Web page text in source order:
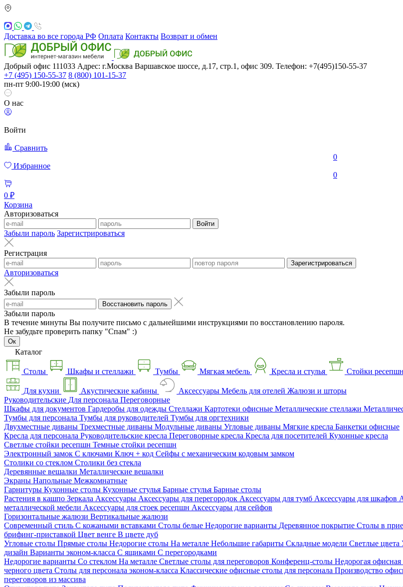
Доставка во все города РФ Оплата Контакты Возврат и обмен
Добрый офис 111033 Адрес: г.Москва Варшавское шоссе, д.17, стр.1, офис 309. Телефон: +7(495)150-55-37
+7 (495) 150-55-37 8 (800) 101-15-37
пн-пт 9:00-19:00 (мск)
О нас
Войти
Сравнить
0
Избранное
0
0 ₽
Корзина
Авторизоваться
Войти
Забыли пароль Зарегистрироваться
Регистрация
Зарегистрироваться
Авторизоваться
Забыли пароль
Восстановить пароль
Забыли пароль
В течение минуты Вы получите письмо с дальнейшими инструкциями по восстановлению пароля.
Не забудьте проверить папку "Спам" :)
Ок
Каталог
Столы Шкафы и стеллажи Тумбы Мягкая мебель Кресла и стулья Стойки ресепшн
Для кухни Акустические кабины Аксессуары Мебель для отелей Жалюзи и шторы
Руководительские Для персонала Переговорные
Шкафы для документов Гардеробы для одежды Стеллажи Картотеки офисные Металлические стеллажи
Тумбы для персонала Тумбы для руководителей Тумбы для оргтехники
Двухместные диваны Трехместные диваны Модульные диваны Угловые диваны Мягкие кресла Банкетки офисные
Кресла для персонала Руководительские кресла Переговорные кресла Кресла для посетителей Кухонные кресла
Светлые стойки ресепшн Темные стойки ресепшн
Электронный замок С ключами Ключ + код Сейфы с механическим кодовым замком
Столики со стеклом Столики без стекла
Деревянные вешалки Металлические вешалки
Экраны Напольные Межкомнатные
Гарнитуры Кухонные столы Кухонные стулья Барные стулья Барные столы
Растения в кашпо Зеркала Аксессуары Аксессуары для перегородок Аксессуары для тумб Аксессуары для шкафов
металлической мебели Аксессуары для стоек ресепшн Аксессуары для сейфов
Горизонтальные жалюзи Вертикальные жалюзи
Современный стиль С кожаными вставками Столы белые Недорогие варианты Деревянное покрытие Столы в
брифинг-приставкой Цвет венге В цвете дуб
Угловые столы Прямые столы Недорогие столы На металле Небольшие габариты Складные модели Светлые цвета
дизайн Варианты эконом-класса С ящиками С перегородками
Недорогие варианты Со стеклом На металле Светлые столы для переговоров Конференц-столы Недорогая офисная
черного цвета Столы для персонала эконом-класса Классические офисные столы для персонала Производство
переговоров из массива